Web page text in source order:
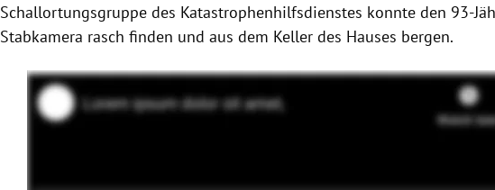
Schallortungsgruppe des Katastrophenhilfsdienstes konnte den 93-
Stabkamera rasch finden und aus dem Keller des Hauses bergen.